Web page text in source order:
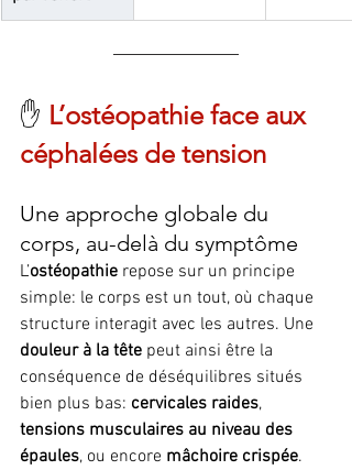
✋ L’ostéopathie face aux
céphalées de tension
Une approche globale du
corps, au-delà du symptôme
L’ostéopathie repose sur un principe
simple: le corps est un tout, où chaque
structure interagit avec les autres. Une
douleur à la tête peut ainsi être la
conséquence de déséquilibres situés
bien plus bas: cervicales raides,
tensions musculaires au niveau des
épaules, ou encore mâchoire crispée.